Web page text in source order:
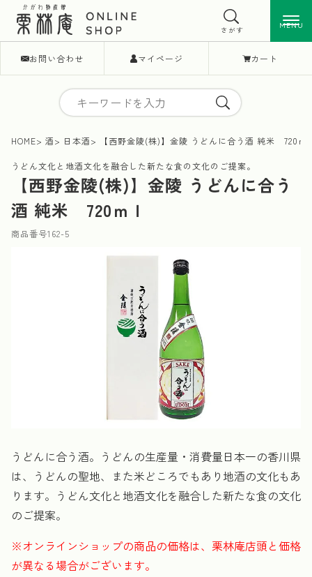
お問い合わせ マイページ カート
MENU
さがす MENU
HOME 酒 日本酒 【西野金陵(株)】金陵 うどんに合う酒 純米 720ｍ
うどん文化と地酒文化を融合した新たな食の文化のご提案。
【西野金陵(株)】金陵 うどんに合う
酒 純米 720ｍｌ
商品番号162-5
うどんに合う酒。うどんの生産量・消費量日本一の香川県
は、うどんの聖地、また米どころでもあり地酒の文化もあ
ります。うどん文化と地酒文化を融合した新たな食の文化
のご提案。
※オンラインショップの商品の価格は、栗林庵店頭と価格
が異なる場合がございます。